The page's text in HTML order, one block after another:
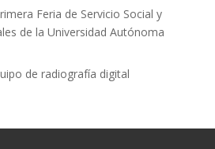
Feria de Servicio Social y
de la Universidad Autónoma
de radiografía digital